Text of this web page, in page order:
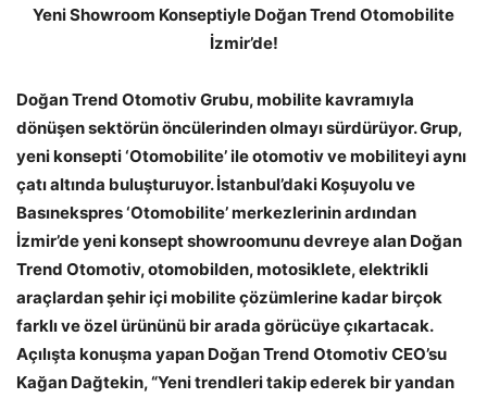
Yeni Showroom Konseptiyle Doğan Trend Otomobilite
İzmir’de!
Doğan Trend Otomotiv Grubu, mobilite kavramıyla
dönüşen sektörün öncülerinden olmayı sürdürüyor. Grup,
yeni konsepti ‘Otomobilite’ ile otomotiv ve mobiliteyi aynı
çatı altında buluşturuyor. İstanbul’daki Koşuyolu ve
Basınekspres ‘Otomobilite’ merkezlerinin ardından
İzmir’de yeni konsept showroomunu devreye alan Doğan
Trend Otomotiv, otomobilden, motosiklete, elektrikli
araçlardan şehir içi mobilite çözümlerine kadar birçok
farklı ve özel ürününü bir arada görücüye çıkartacak.
Açılışta konuşma yapan Doğan Trend Otomotiv CEO’su
Kağan Dağtekin, “Yeni trendleri takip ederek bir yandan